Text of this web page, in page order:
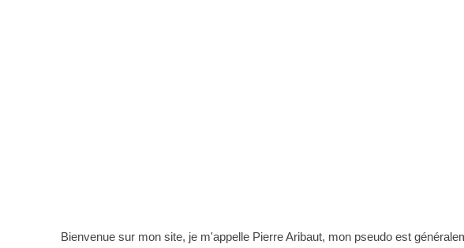
Bienvenue sur mon site, je m'appelle Pierre Aribaut, mon pseudo est